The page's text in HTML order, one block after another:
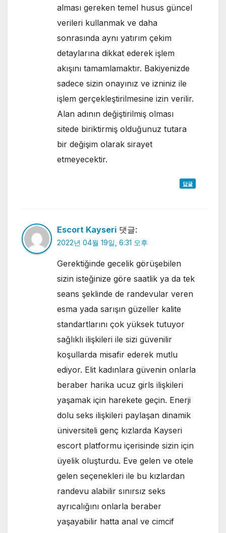
alması gereken temel husus güncel
verileri kullanmak ve daha
sonrasında aynı yatırım çekim
detaylarına dikkat ederek işlem
akışını tamamlamaktır. Bakiyenizde
sadece sizin onayınız ve izniniz ile
işlem gerçekleştirilmesine izin verilir.
Alan adının değiştirilmiş olması
sitede biriktirmiş olduğunuz tutara
bir değişim olarak sirayet
etmeyecektir.
답글
Escort Kayseri 댓글:
2022년 04월 19일, 6:31 오후
Gerektiğinde gecelik görüşebilen
sizin isteğinize göre saatlik ya da tek
seans şeklinde de randevular veren
esma yada sarışın güzeller kalite
standartlarını çok yüksek tutuyor
sağlıklı ilişkileri ile sizi güvenilir
koşullarda misafir ederek mutlu
ediyor. Elit kadınlara güvenin onlarla
beraber harika ucuz girls ilişkileri
yaşamak için harekete geçin. Enerji
dolu seks ilişkileri paylaşan dinamik
üniversiteli genç kızlarda Kayseri
escort platformu içerisinde sizin için
üyelik oluşturdu. Eve gelen ve otele
gelen seçenekleri ile bu kızlardan
randevu alabilir sınırsız seks
ayrıcalığını onlarla beraber
yaşayabilir hatta anal ve cimcif